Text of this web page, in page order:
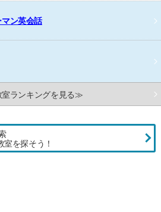
ン英会話
室ランキングを見る≫
を探そう！